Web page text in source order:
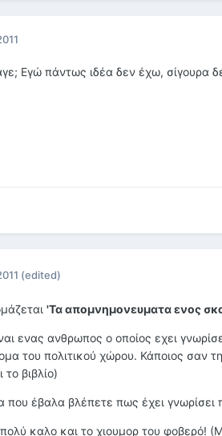
Εγώ πάντως ιδέα δεν έχω, σίγουρα
(edited)
'Τα απομνημονευματα ενος
ενας ανθρωπος ο οποίος εχει
του πολιτικού χώρου. Κάποιος σαν
βιβλίο)
έβαλα βλέπετε πως έχει γνωρίσει
πολύ καλο και το χιουμορ του φοβερό!